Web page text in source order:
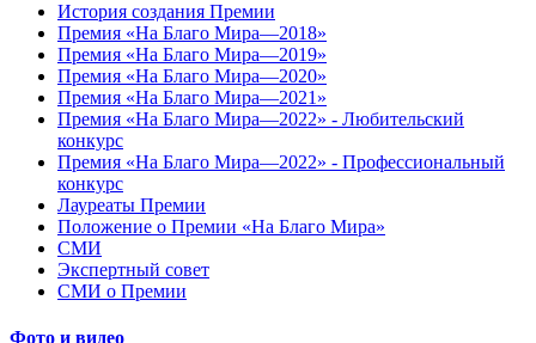
История создания Премии
Премия «На Благо Мира—2018»
Премия «На Благо Мира—2019»
Премия «На Благо Мира—2020»
Премия «На Благо Мира—2021»
Премия «На Благо Мира—2022» - Любительский
конкурс
Премия «На Благо Мира—2022» - Профессиональный
конкурс
Лауреаты Премии
Положение о Премии «На Благо Мира»
СМИ
Экспертный совет
СМИ о Премии
Фото и видео